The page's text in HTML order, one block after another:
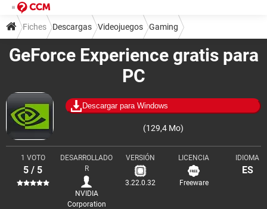
GeForce Experience gratis para
PC
Descargar para Windows
(129,4 Mo)
1 VOTO
5 / 5
DESARROLLADO
R
NVIDIA
Corporation
VERSIÓN
3.22.0.32
LICENCIA
Freeware
IDIOMA
ES
Fiches Descargas Videojuegos Gaming
Herramientas para gamers